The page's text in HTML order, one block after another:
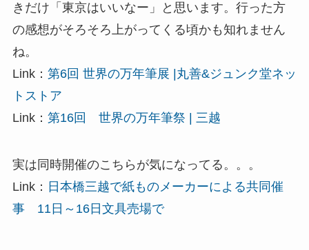
きだけ「東京はいいなー」と思います。行った方
の感想がそろそろ上がってくる頃かも知れません
ね。
Link： 第6回 世界の万年筆展 |丸善&ジュンク堂ネッ
トストア
Link： 第16回 世界の万年筆祭 | 三越
実は同時開催のこちらが気になってる。。。
Link： 日本橋三越で紙ものメーカーによる共同催
事 11日～16日文具売場で